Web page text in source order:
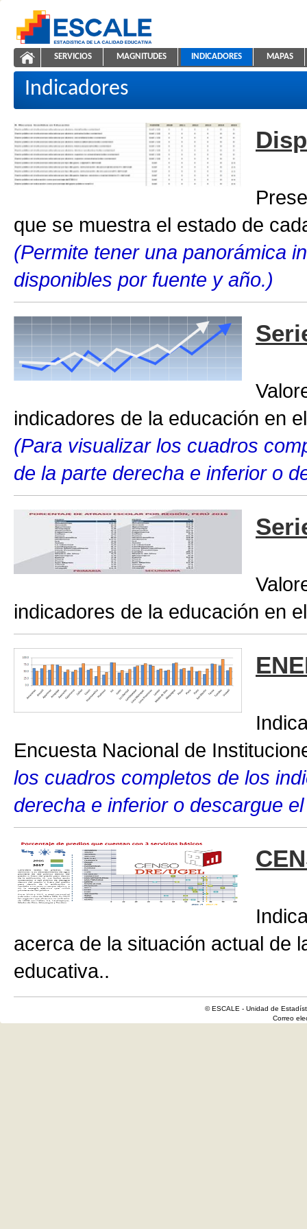
ESCALE - Unidad de Estadística Educativa
Indicadores educativos
NAVEGACIÓN
SERVICIOS MAGNITUDES INDICADORES MAPAS
Indicadores
que se muestra el estado de
(Permite tener una panorámica
disponibles por fuente y año.)
indicadores de la educación en
(Para visualizar los cuadros
de la parte derecha e inferior o
indicadores de la educación en
Encuesta Nacional de
los cuadros completos de los
derecha e inferior o descargue
acerca de la situación actual de
educativa..
© ESCALE - Unidad de
Correo